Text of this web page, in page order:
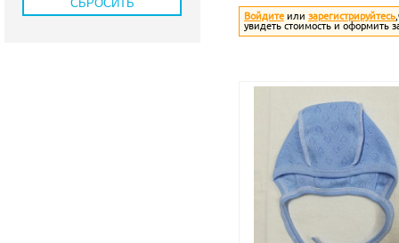
Войдите или зарегистрируйтесь
увидеть стоимость и оформить